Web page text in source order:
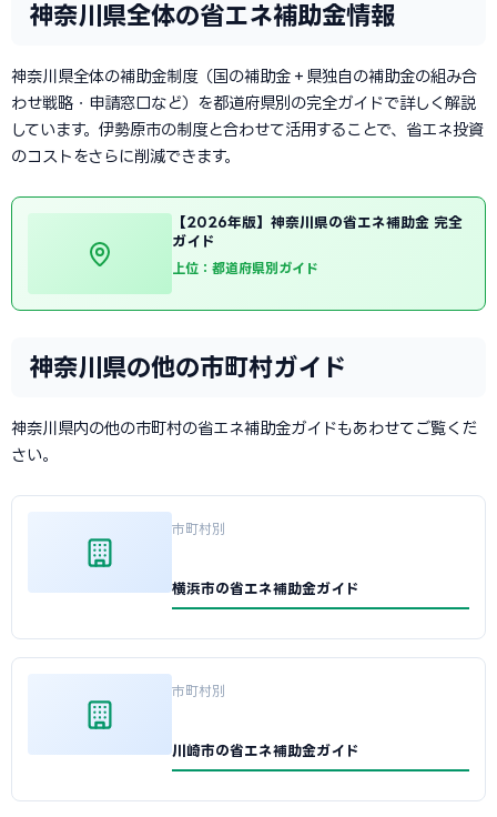
神奈川県全体の省エネ補助金情報
神奈川県全体の補助金制度（国の補助金＋県独自の補助金の組み合
わせ戦略・申請窓口など）を都道府県別の完全ガイドで詳しく解説
しています。伊勢原市の制度と合わせて活用することで、省エネ投資
のコストをさらに削減できます。
【2026年版】神奈川県の省エネ補助金 完全
ガイド
上位：都道府県別ガイド
神奈川県の他の市町村ガイド
神奈川県内の他の市町村の省エネ補助金ガイドもあわせてご覧くだ
さい。
市町村別
横浜市の省エネ補助金ガイド
市町村別
川崎市の省エネ補助金ガイド